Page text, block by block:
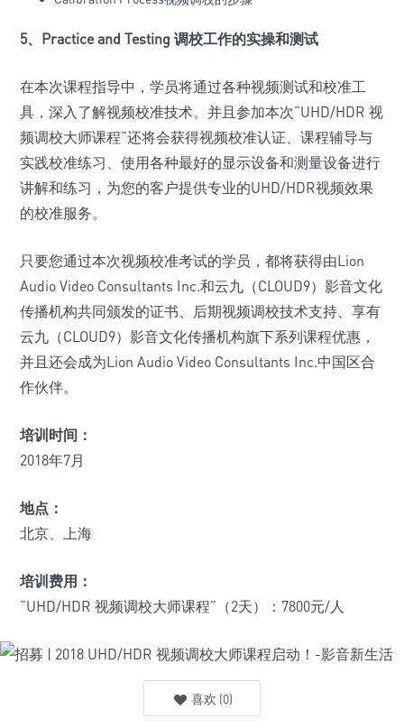
5、Practice and Testing 调校工作的实操和测试
在本次课程指导中，学员将通过各种视频测试和校准工
具，深入了解视频校准技术。并且参加本次“UHD/HDR 视
频调校大师课程”还将会获得视频校准认证、课程辅导与
实践校准练习、使用各种最好的显示设备和测量设备进行
讲解和练习，为您的客户提供专业的UHD/HDR视频效果
的校准服务。
只要您通过本次视频校准考试的学员，都将获得由Lion
Audio Video Consultants Inc.和云九（CLOUD9）影音文化
传播机构共同颁发的证书、后期视频调校技术支持、享有
云九（CLOUD9）影音文化传播机构旗下系列课程优惠，
并且还会成为Lion Audio Video Consultants Inc.中国区合
作伙伴。
培训时间：
2018年7月
地点：
北京、上海
培训费用：
“UHD/HDR 视频调校大师课程”（2天）：7800元/人
喜欢 (0)